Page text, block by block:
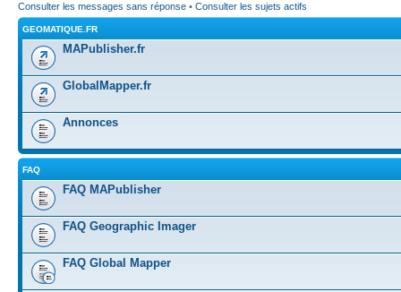
Consulter les messages sans réponse • Consulter les sujets actifs
GEOMATIQUE.FR
MAPublisher.fr
GlobalMapper.fr
Annonces
FAQ
FAQ MAPublisher
FAQ Geographic Imager
FAQ Global Mapper